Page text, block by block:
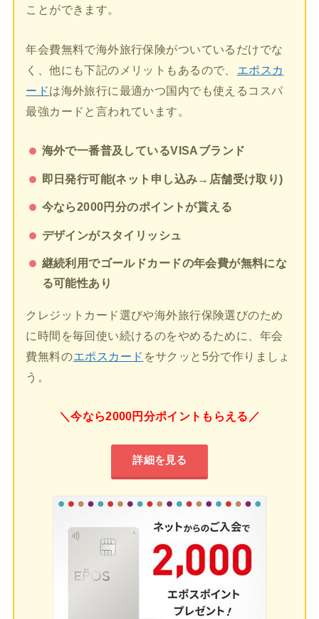
ことができます。
年会費無料で海外旅行保険がついているだけでな
く、他にも下記のメリットもあるので、
エポスカ
ードは海外旅行に最適かつ国内でも使えるコスパ
最強カードと言われています。
海外で一番普及しているVISAブランド
即日発行可能(ネット申し込み→店舗受け取り)
今なら2000円分のポイントが貰える
デザインがスタイリッシュ
継続利用でゴールドカードの年会費が無料にな
る可能性あり
クレジットカード選びや海外旅行保険選びのため
に時間を毎回使い続けるのをやめるために、年会
費無料のエポスカード をサクッと5分で作りましょ
う。
＼今なら2000円分ポイントもらえる／
詳細を見る